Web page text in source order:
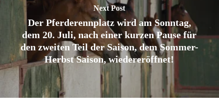
Next Post
Der Pferderennplatz wird am Sonntag,
dem 20. Juli, nach einer kurzen Pause für
den zweiten Teil der Saison, dem Sommer-
Herbst Saison, wiedereröffnet!